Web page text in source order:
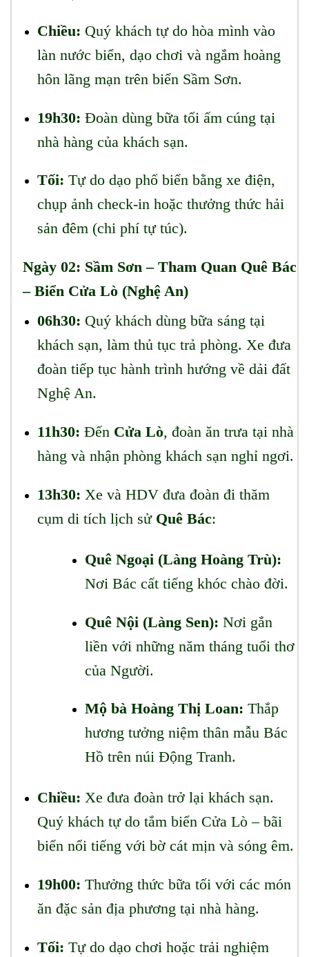
Chiều: Quý khách tự do hòa mình vào
làn nước biển, dạo chơi và ngắm hoàng
hôn lãng mạn trên biển Sầm Sơn.
19h30: Đoàn dùng bữa tối ấm cúng tại
nhà hàng của khách sạn.
Tối: Tự do dạo phố biển bằng xe điện,
chụp ảnh check-in hoặc thưởng thức hải
sản đêm (chi phí tự túc).
Ngày 02: Sầm Sơn – Tham Quan Quê Bác
– Biển Cửa Lò (Nghệ An)
06h30: Quý khách dùng bữa sáng tại
khách sạn, làm thủ tục trả phòng. Xe đưa
đoàn tiếp tục hành trình hướng về dải đất
Nghệ An.
11h30: Đến Cửa Lò, đoàn ăn trưa tại nhà
hàng và nhận phòng khách sạn nghỉ ngơi.
13h30: Xe và HDV đưa đoàn đi thăm
cụm di tích lịch sử Quê Bác:
Quê Ngoại (Làng Hoàng Trù):
Nơi Bác cất tiếng khóc chào đời.
Quê Nội (Làng Sen): Nơi gắn
liền với những năm tháng tuổi thơ
của Người.
Mộ bà Hoàng Thị Loan: Thắp
hương tưởng niệm thân mẫu Bác
Hồ trên núi Động Tranh.
Chiều: Xe đưa đoàn trở lại khách sạn.
Quý khách tự do tắm biển Cửa Lò – bãi
biển nổi tiếng với bờ cát mịn và sóng êm.
19h00: Thưởng thức bữa tối với các món
ăn đặc sản địa phương tại nhà hàng.
Tối: Tự do dạo chơi hoặc trải nghiệm